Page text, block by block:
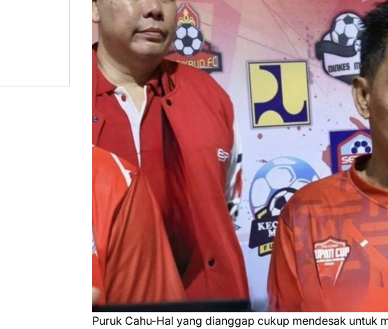
Puruk Cahu-Hal yang dianggap cukup mendesak untuk